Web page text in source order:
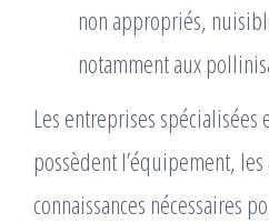
non appropriés,
notamment aux
Les entreprises spécialisées
possèdent l’équipement,
connaissances nécessaires